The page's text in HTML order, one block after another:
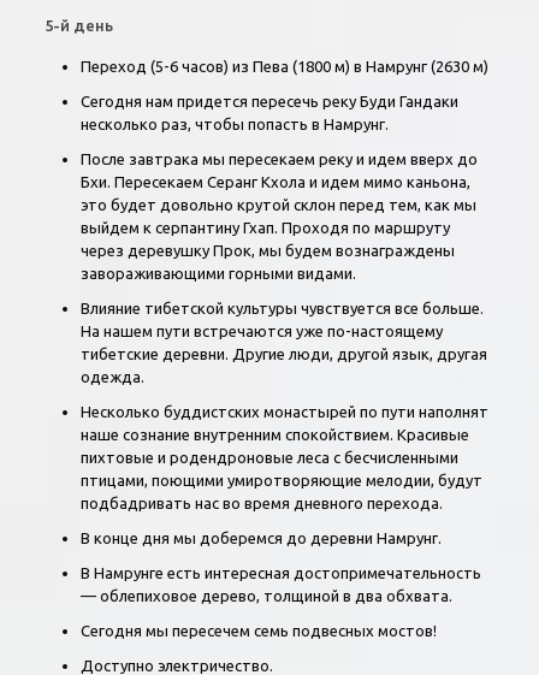
5-й день
Переход (5-6 часов) из Пева (1800 м) в Намрунг (2630 м)
Сегодня нам придется пересечь реку Буди Гандаки
несколько раз, чтобы попасть в Намрунг.
После завтрака мы пересекаем реку и идем вверх до
Бхи. Пересекаем Серанг Кхола и идем мимо каньона,
это будет довольно крутой склон перед тем, как мы
выйдем к серпантину Гхап. Проходя по маршруту
через деревушку Прок, мы будем вознаграждены
завораживающими горными видами.
Влияние тибетской культуры чувствуется все больше.
На нашем пути встречаются уже по-настоящему
тибетские деревни. Другие люди, другой язык, другая
одежда.
Несколько буддистских монастырей по пути наполнят
наше сознание внутренним спокойствием. Красивые
пихтовые и родендроновые леса с бесчисленными
птицами, поющими умиротворяющие мелодии, будут
подбадривать нас во время дневного перехода.
В конце дня мы доберемся до деревни Намрунг.
В Намрунге есть интересная достопримечательность
— облепиховое дерево, толщиной в два обхвата.
Сегодня мы пересечем семь подвесных мостов!
Доступно электричество.